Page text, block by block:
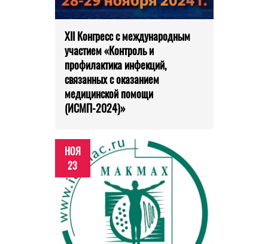
XII Конгресс с международным
участием «Контроль и
профилактика инфекций,
связанных с оказанием
медицинской помощи
(ИСМП-2024)»
НОЯ
23